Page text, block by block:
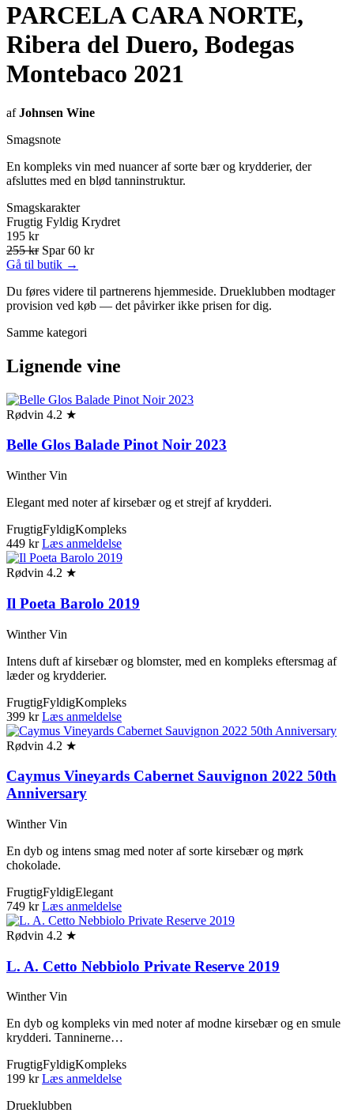
PARCELA CARA NORTE,
Ribera del Duero, Bodegas
Montebaco 2021
afJohnsen Wine
Smagsnote
En kompleks vin med nuancer af sorte bær og krydderier, der
afsluttes med en blød tanninstruktur.
Smagskarakter
Frugtig Fyldig Krydret
195 kr
255 kr Spar 60 kr
Gå til butik →
Du føres videre til partnerens hjemmeside. Drueklubben modtager
provision ved køb — det påvirker ikke prisen for dig.
Samme kategori
Lignende vine
Rødvin 4.2 ★
Belle Glos Balade Pinot Noir 2023
Winther Vin
Elegant med noter af kirsebær og et strejf af krydderi.
FrugtigFyldigKompleks
449 kr Læs anmeldelse
Rødvin 4.2 ★
Il Poeta Barolo 2019
Winther Vin
Intens duft af kirsebær og blomster, med en kompleks eftersmag af
læder og krydderier.
FrugtigFyldigKompleks
399 kr Læs anmeldelse
Rødvin 4.2 ★
Caymus Vineyards Cabernet Sauvignon 2022 50th
Anniversary
Winther Vin
En dyb og intens smag med noter af sorte kirsebær og mørk
chokolade.
FrugtigFyldigElegant
749 kr Læs anmeldelse
Rødvin 4.2 ★
L. A. Cetto Nebbiolo Private Reserve 2019
Winther Vin
En dyb og kompleks vin med noter af modne kirsebær og en smule
krydderi. Tanninerne…
FrugtigFyldigKompleks
199 kr Læs anmeldelse
Drueklubben